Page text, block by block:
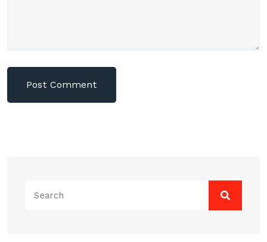
for: